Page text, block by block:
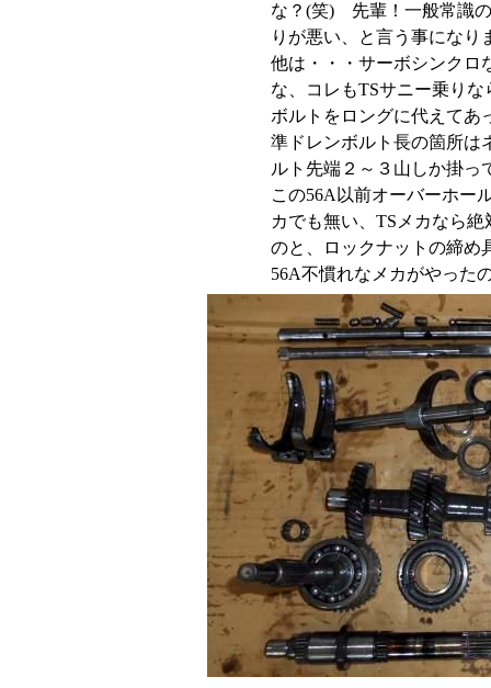
な？(笑) 先輩！一般常識
りが悪い、と言う事になり
他は・・・サーボシンクロ
な、コレもTSサニー乗り
ボルトをロングに代えてあ
準ドレンボルト長の箇所は
ルト先端２～３山しか掛っ
この56A以前オーバーホー
カでも無い、TSメカなら
のと、ロックナットの締め
56A不慣れなメカがやった